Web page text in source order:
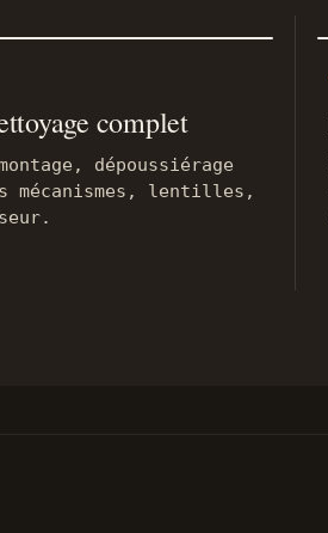
complet
dépoussiérage
mécanismes, lentilles,